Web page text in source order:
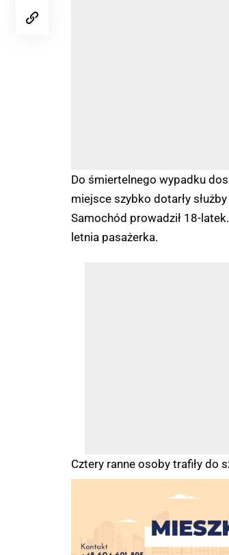
Do śmiertelnego wypadku
miejsce szybko dotarły
Samochód prowadził 18-
letnia pasażerka.
Cztery ranne osoby trafiły do